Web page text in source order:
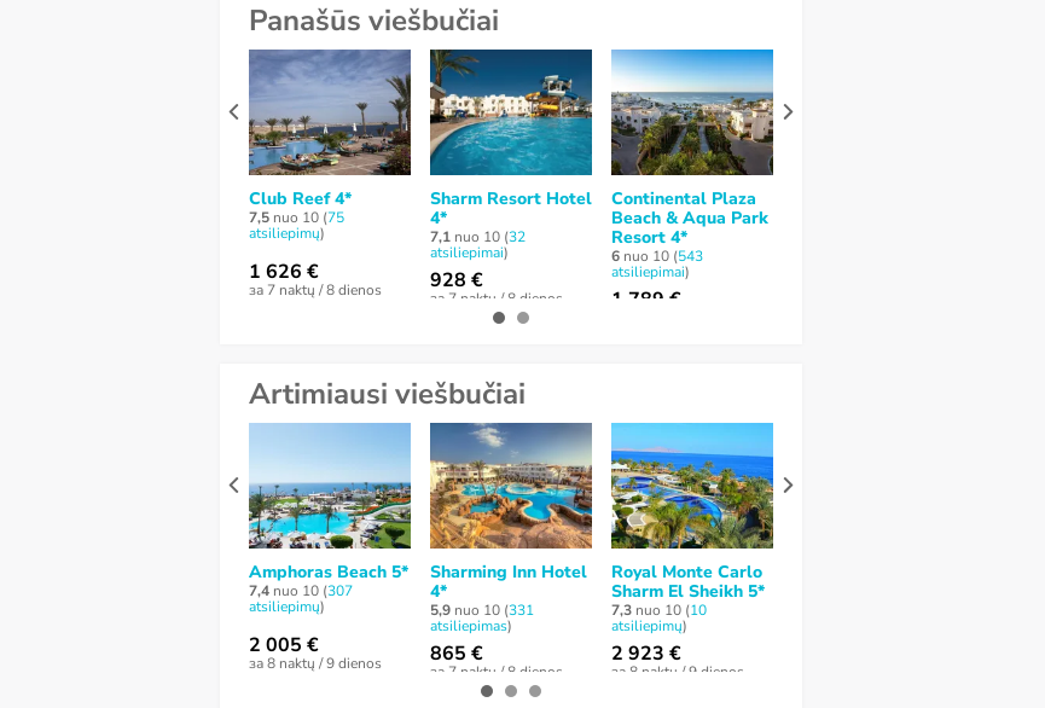
Panašūs viešbučiai
Club Reef 4*
7,5 nuo 10 (75
atsiliepimų)
1 626 €
за 7 naktų / 8 dienos
Sharm Resort Hotel
4*
7,1 nuo 10 (32
atsiliepimai)
928 €
за 7 naktų / 8 dienos
Continental Plaza
Beach & Aqua Park
Resort 4*
6 nuo 10 (543
atsiliepimai)
1 789 €
Artimiausi viešbučiai
Amphoras Beach 5*
7,4 nuo 10 (307
atsiliepimų)
2 005 €
за 8 naktų / 9 dienos
Sharming Inn Hotel
4*
5,9 nuo 10 (331
atsiliepimas)
865 €
за 7 naktų / 8 dienos
Royal Monte Carlo
Sharm El Sheikh 5*
7,3 nuo 10 (10
atsiliepimų)
2 923 €
за 8 naktų / 9 dienos